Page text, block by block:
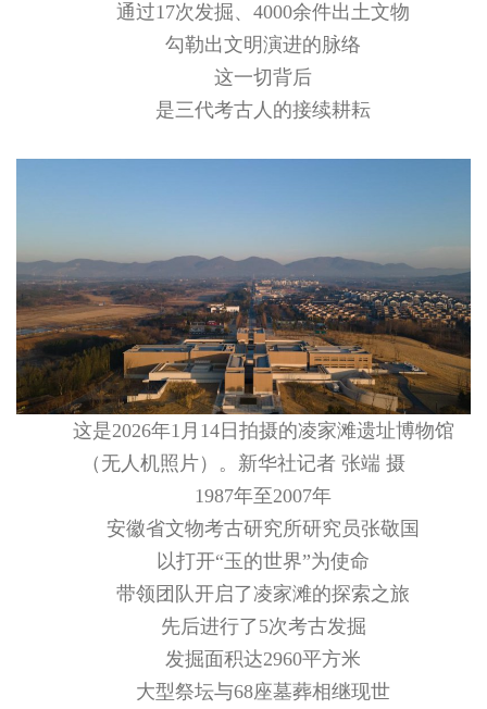
通过17次发掘、4000余件出土文物
勾勒出文明演进的脉络
这一切背后
是三代考古人的接续耕耘
这是2026年1月14日拍摄的凌家滩遗址博物馆
（无人机照片）。新华社记者 张端 摄
1987年至2007年
安徽省文物考古研究所研究员张敬国
以打开“玉的世界”为使命
带领团队开启了凌家滩的探索之旅
先后进行了5次考古发掘
发掘面积达2960平方米
大型祭坛与68座墓葬相继现世